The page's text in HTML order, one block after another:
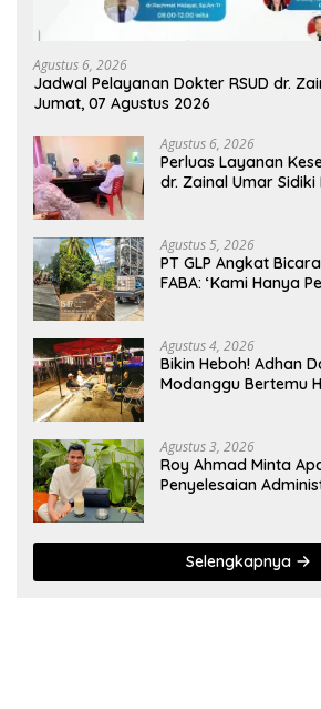
Agustus 6, 2026
Jadwal Pelayanan Dokter RSUD dr.
Jumat, 07 Agustus 2026
Agustus 6, 2026
Perluas Layanan
dr. Zainal Umar
Agustus 5, 2026
PT GLP Angkat
FABA: ‘Kami Hanya
Agustus 4, 2026
Bikin Heboh! Adhan
Modanggu Bertemu
Agustus 3, 2026
Roy Ahmad Minta
Penyelesaian
Selengkapnya